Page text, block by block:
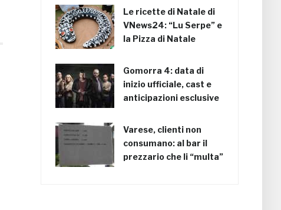
Le ricette di Natale di
VNews24: “Lu Serpe” e
la Pizza di Natale
Gomorra 4: data di
inizio ufficiale, cast e
anticipazioni esclusive
Varese, clienti non
consumano: al bar il
prezzario che li “multa”